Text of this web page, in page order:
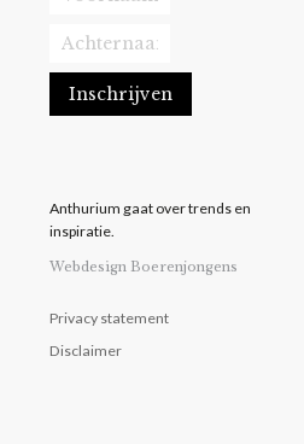
Anthurium gaat over trends en
inspiratie.
Webdesign Boerenjongens
Privacy statement
Disclaimer